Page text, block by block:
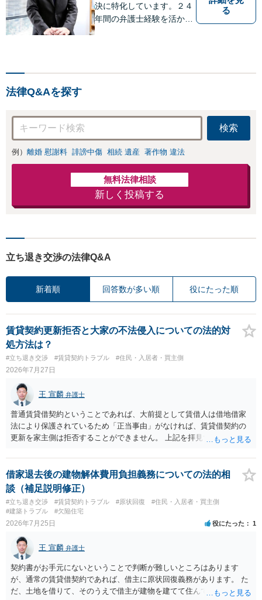
決に特化しています。２４
年間の弁護士経験を活かし
る
法律Q&Aを探す
検索
例） 離婚 慰謝料 誹謗中傷 相続 遺産 著作物 違法
無料法律相談
新しく投稿する
立ち退き交渉の法律Q&A
新着順 回答数が多い順 役にたった順
賃貸契約更新拒否と大家の不法侵入についての法的対
処方法は？
#立ち退き交渉 #賃貸契約トラブル #住民・入居者・買主側
2026年7月27日
王 宣麟 弁護士
普通賃貸借契約ということであれば、大前提として賃借人は借地借家
法により保護されているため「正当事由」がなければ、賃貸借契約の
更新を家主側は拒否することができません。 上記を拝見する限り、通
定期確認させてもらないこと」が直ちに正当事由に当たるとは思えま
せんので、更新拒絶を拒否される方向性でよろしいかと存じます。 そ
の交渉の中で、一定の金銭をもらえれば退去には応じる旨交渉をして
みるのはいかがでしょうか。 過去に賃借人の許可なく無断で賃貸人が
入室する行為自体は不法行為となり、また刑事的にも住居侵入罪が成
立する可能性がありますので、これを理由に一定の金銭賠償を求める
借家退去後の建物解体費用負担義務についての法的相
談（補足説明修正）
#立ち退き交渉 #賃貸契約トラブル #原状回復
#住民・入居者・買主側
#建築トラブル
#欠陥住宅
2026年7月25日 役にたった 1
王 宣麟 弁護士
契約書がお手元にないということで判断が難しいところはあります
が、通常の賃貸借契約であれば、借主に原状回復義務があります。 た
だ、土地を借りて、そのうえで借主が建物を建てて住んでいたケース